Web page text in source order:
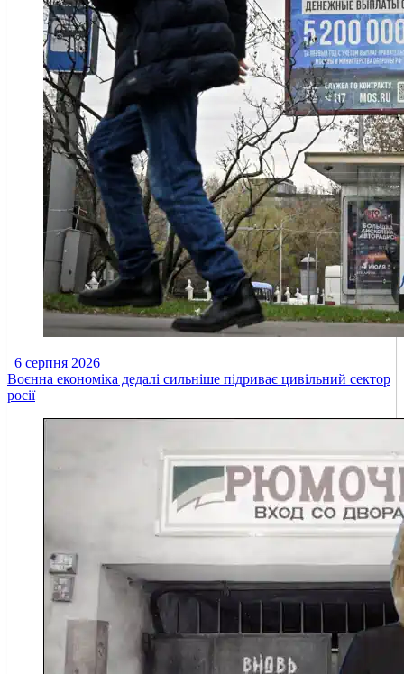
6 серпня 2026
Воєнна економіка дедалі сильніше підриває цивільний сектор
росії